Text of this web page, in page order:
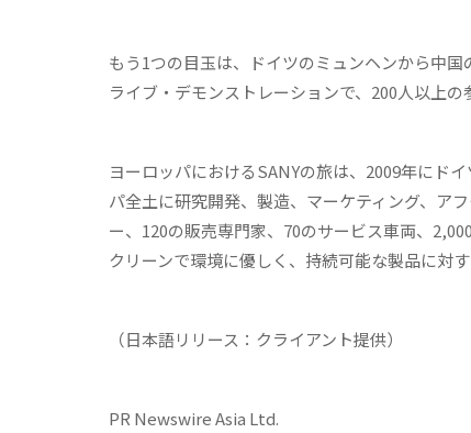
もう1つの目玉は、 ドイツのミュンヘンから中国
ライブ・デモンストレーションで、 200人以上の
ヨーロッパにおけるSANYの旅は、2009年にド
パ全土に研究開発、製造、マーケティング、ア
ー、120の販売専門家、70のサービス車両、
クリーンで環境に優しく、持続可能な製品に対
（日本語リリース：クライアント提供）
PR Newswire Asia Ltd.